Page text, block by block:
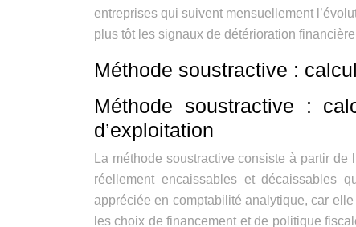
entreprises qui suivent mensuellement
plus tôt les signaux de détérioration
Méthode soustractive : calcul
Méthode soustractive :
d’exploitation
La méthode soustractive consiste à partir de
réellement encaissables et décaissables
appréciée en comptabilité analytique, car
les choix de financement et de politique